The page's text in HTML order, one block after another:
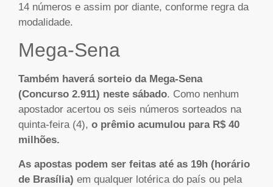
14 números e assim por diante, conforme regra da
modalidade.
Mega-Sena
Também haverá sorteio da Mega-Sena
(Concurso 2.911) neste sábado. Como nenhum
apostador acertou os seis números sorteados na
quinta-feira (4), o prêmio acumulou para R$ 40
milhões.
As apostas podem ser feitas até as 19h (horário
de Brasília) em qualquer lotérica do país ou pela